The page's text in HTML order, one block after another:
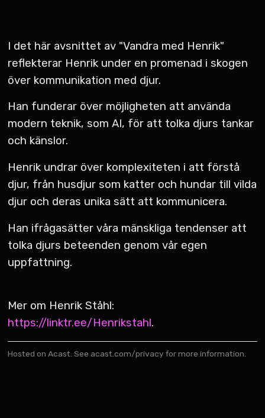
I det här avsnittet av "Vandra med Henrik"
reflekterar Henrik under en promenad i skogen
över kommunikation med djur.
Han funderar över möjligheten att använda
modern teknik, som AI, för att tolka djurs tankar
och känslor.
Henrik undrar över komplexiteten i att förstå
djur, från husdjur som katter och hundar till vilda
djur och deras unika sätt att kommunicera.
Han ifrågasätter våra mänskliga tendenser att
tolka djurs beteenden genom vår egen
uppfattning.
Mer om Henrik Ståhl:
https://linktr.ee/Henrikstahl.
Hosted on Acast. See acast.com/privacy for more information.